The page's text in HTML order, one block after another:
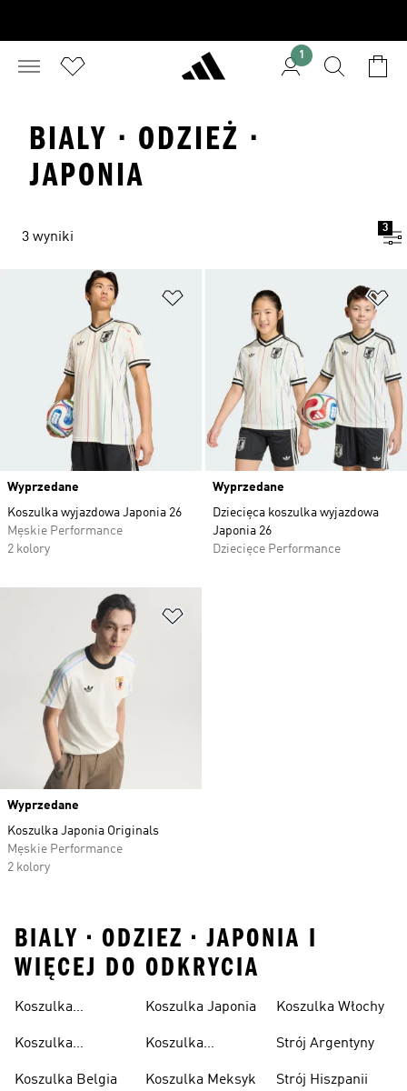
1
BIALY · ODZIEŻ ·
JAPONIA
3 wyniki
3
Dodaj do listy życzeń
Wyprzedane
Koszulka wyjazdowa Japonia 26
Męskie Performance
2 kolory
Wyprzedane
Dziecięca koszulka wyjazdowa
Japonia 26
Dziecięce Performance
Wyprzedane
Koszulka Japonia Originals
Męskie Performance
2 kolory
BIALY • ODZIEZ • JAPONIA I
WIĘCEJ DO ODKRYCIA
Koszulka
Koszulka
Koszulka Belgia
Koszulka Japonia
Koszulka
Koszulka Meksyk
Koszulka Włochy
Strój Argentyny
Strój Hiszpanii